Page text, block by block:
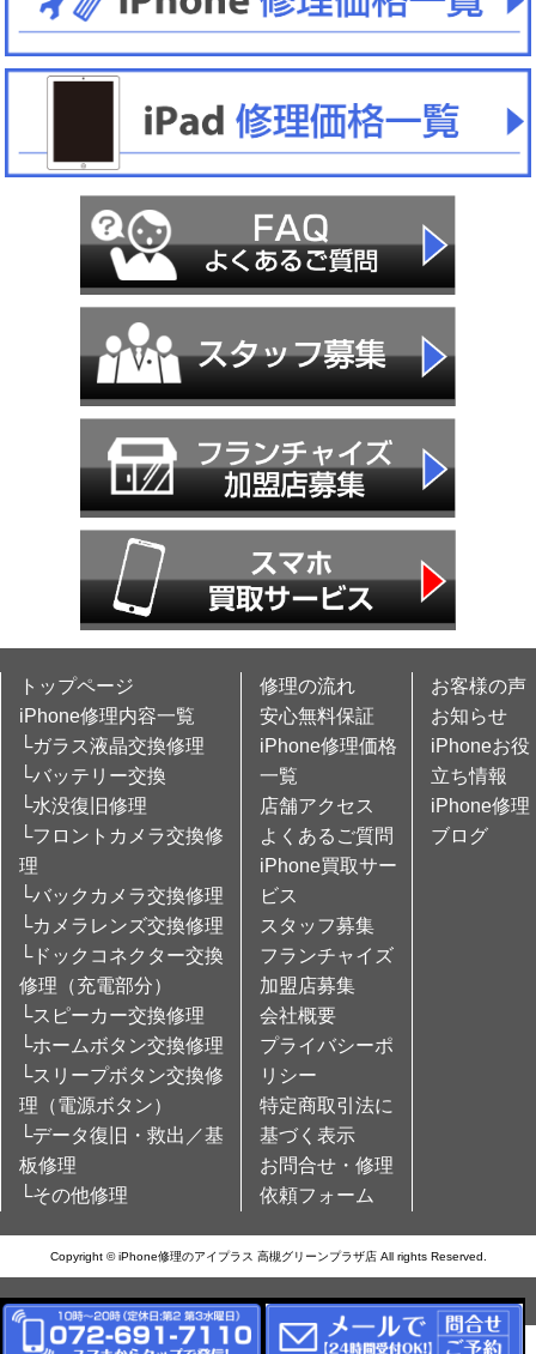
トップページ
iPhone修理内容一覧
└ガラス液晶交換修理
└バッテリー交換
└水没復旧修理
└フロントカメラ交換修
理
└バックカメラ交換修理
└カメラレンズ交換修理
└ドックコネクター交換
修理（充電部分）
└スピーカー交換修理
└ホームボタン交換修理
└スリープボタン交換修
理（電源ボタン）
└データ復旧・救出／基
板修理
└その他修理
修理の流れ
安心無料保証
iPhone修理価格
一覧
店舗アクセス
よくあるご質問
iPhone買取サー
ビス
スタッフ募集
フランチャイズ
加盟店募集
会社概要
プライバシーポ
リシー
特定商取引法に
基づく表示
お問合せ・修理
依頼フォーム
お客様の声
お知らせ
iPhoneお役
立ち情報
iPhone修理
ブログ
Copyright © iPhone修理のアイプラス 高槻グリーンプラザ店 All rights Reserved.